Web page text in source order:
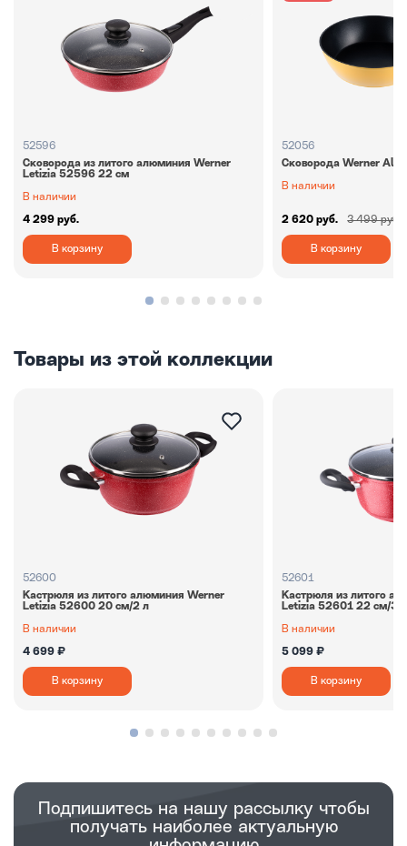
52596
Сковорода из литого алюминия Werner
Letizia 52596 22 см
В наличии
4 299 руб.
В корзину
52056
Сковорода Werner
В наличии
2 620 руб. 3 499 руб.
В корзину
Товары из этой коллекции
52600
Кастрюля из литого алюминия Werner
Letizia 52600 20 см/2 л
В наличии
4 699 ₽
В корзину
52601
Кастрюля из литого
Letizia 52601 22 см/
В наличии
5 099 ₽
В корзину
Подпишитесь на нашу рассылку чтобы
получать наиболее актуальную